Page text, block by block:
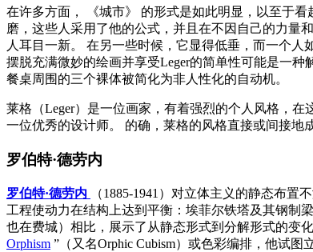
在许多方面， 《城市》
的形式是如此明显，以至于
磨，这些人采用了他的公式，并且在不因自己的力量
人耳目一新。 在另一些时候，它显得低垂，而一个
摆脱充满微妙的绘画并享受Leger的简单性可能是一
餐桌周围的三个裸体被简化为非人性化的自动机。
莱格（Leger）是一位画家，有着强烈的个人风格，
一位优秀的设计师。 的确，莱格的风格直接或间接地
罗伯特·德劳内
罗伯特·德劳内
（1885-1941）对立体主义的静态布
工程使动力在结构上达到平衡：埃菲尔铁塔及其钢制
也在费城）相比，展示了从静态形式到分解形式的变
Orphism ”（又名Orphic Cubism）或色彩编排，他试